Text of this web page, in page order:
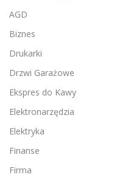
AGD
Biznes
Drukarki
Drzwi Garażowe
Ekspres do Kawy
Elektronarzędzia
Elektryka
Finanse
Firma